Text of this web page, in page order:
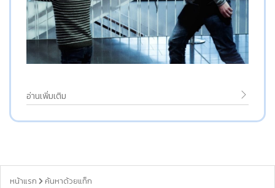
อ่านเพิ่มเติม
หน้าแรก ค้นหาด้วยแท็ก